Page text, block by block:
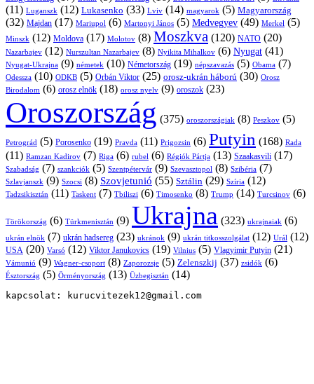
(11) Luganszk (12) Lukasenko (33) Lviv (14) magyarok (5) Magyarország
(32) Majdan (17) Mariupol (6) Martonyi János (5) Medvegyev (49) Merkel (5)
Minszk (12) Moldova (17) Molotov (8) Moszkva (120) NATO (20)
Nazarbajev (12) Nurszultan Nazarbajev (8) Nyikita Mihalkov (6) Nyugat (41)
Nyugat-Ukrajna (9) németek (10) Németország (19) népszavazás (5) Obama (7)
Odessza (10) ODKB (5) Orbán Viktor (25) orosz-ukrán háború (30) Orosz
Birodalom (6) orosz elnök (18) orosz nyelv (9) oroszok (23)
Oroszország (375) oroszországiak (8) Peszkov (5)
Petrográd (5) Porosenko (19) Pravda (11) Prigozsin (6) Putyin (168) Rada
(11) Ramzan Kadirov (7) Riga (6) rubel (6) Régiók Pártja (13) Szaakasvili (17)
Szabadság (7) szankciók (5) Szentpétervár (9) Szevasztopol (8) Szibéria (7)
Szlavjanszk (9) Szocsi (8) Szovjetunió (55) Sztálin (29) Szíria (12)
Tadzsikisztán (11) Taskent (7) Tbiliszi (6) Timosenko (8) Trump (14) Turcsinov (6)
Törökország (6) Türkmenisztán (9) Ukrajna (323) ukrajnaiak (6)
ukrán elnök (7) ukrán hadsereg (23) ukránok (9) ukrán titkosszolgálat (12) Urál (12)
USA (20) Varsó (12) Viktor Janukovics (19) Vilnius (5) Vlagyimir Putyin (21)
Vámunió (9) Wagner-csoport (8) Zaporozsje (5) Zelenszkij (37) zsidók (6)
Észtország (5) Örményország (13) Üzbegisztán (14)
kapcsolat: kurucvitezek12@gmail.com